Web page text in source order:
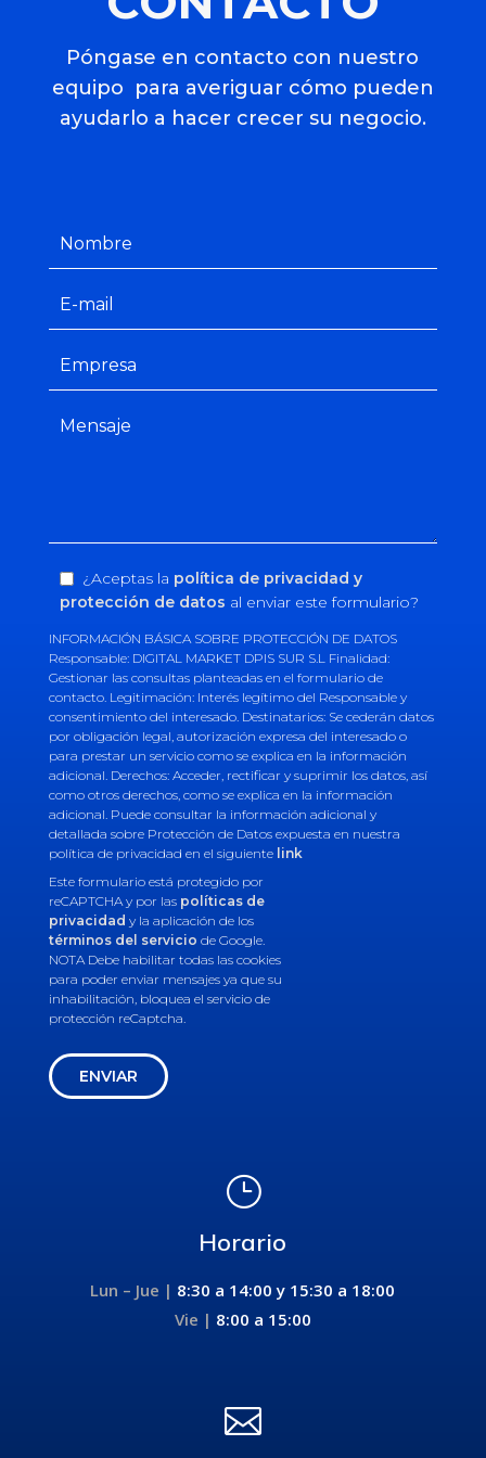
Póngase en contacto con nuestro
equipo para averiguar cómo pueden
ayudarlo a hacer crecer su negocio.
¿Aceptas la política de privacidad y
protección de datos al enviar este formulario?
INFORMACIÓN BÁSICA SOBRE PROTECCIÓN DE DATOS
Responsable: DIGITAL MARKET DPIS SUR S.L Finalidad:
Gestionar las consultas planteadas en el formulario de
contacto. Legitimación: Interés legítimo del Responsable y
consentimiento del interesado. Destinatarios: Se cederán datos
por obligación legal, autorización expresa del interesado o
para prestar un servicio como se explica en la información
adicional. Derechos: Acceder, rectificar y suprimir los datos, así
como otros derechos, como se explica en la información
adicional. Puede consultar la información adicional y
detallada sobre Protección de Datos expuesta en nuestra
política de privacidad en el siguiente link
Este formulario está protegido por
reCAPTCHA y por las políticas de
privacidad y la aplicación de los
términos del servicio de Google.
NOTA Debe habilitar todas las cookies
para poder enviar mensajes ya que su
inhabilitación, bloquea el servicio de
protección reCaptcha.
ENVIAR
}
Horario
Lun – Jue | 8:30 a 14:00 y 15:30 a 18:00
Vie | 8:00 a 15:00
